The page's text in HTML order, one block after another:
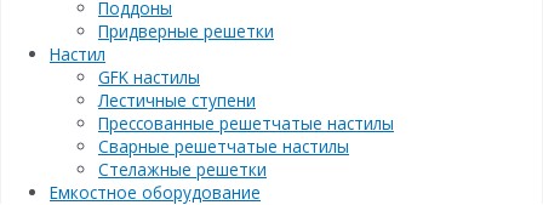
Поддоны
Придверные решетки
Настил
GFK настилы
Лестичные ступени
Прессованные решетчатые настилы
Сварные решетчатые настилы
Стелажные решетки
Емкостное оборудование